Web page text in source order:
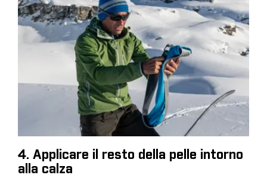
4. Applicare il resto della pelle intorno
alla calza